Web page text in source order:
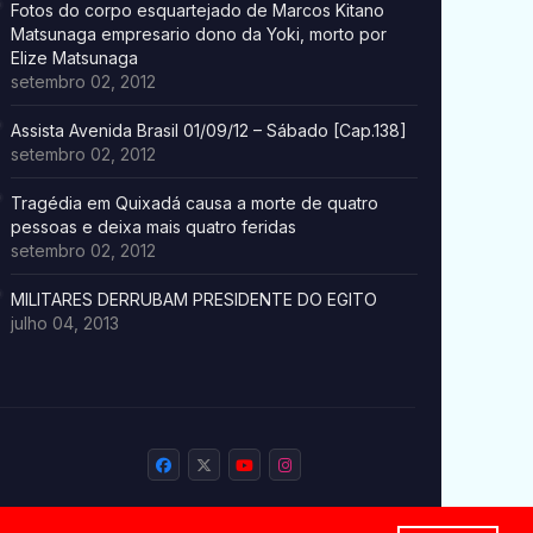
Fotos do corpo esquartejado de Marcos Kitano
Matsunaga empresario dono da Yoki, morto por
Elize Matsunaga
setembro 02, 2012
Assista Avenida Brasil 01/09/12 – Sábado [Cap.138]
setembro 02, 2012
Tragédia em Quixadá causa a morte de quatro
pessoas e deixa mais quatro feridas
setembro 02, 2012
MILITARES DERRUBAM PRESIDENTE DO EGITO
julho 04, 2013